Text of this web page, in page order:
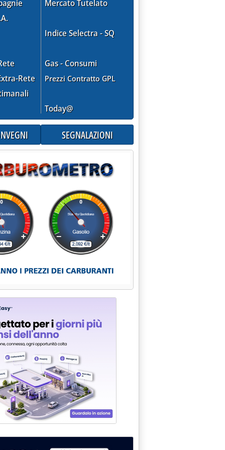
Rete
Mercato Tutelato
Indice Selectra - SQ
Gas - Consumi
Prezzi Contratto GPL
Today@
SEGNALAZIONI